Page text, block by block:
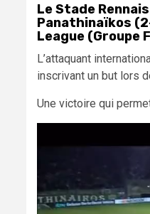
Le Stade
Panathinaïkos
League (Groupe
L’attaquant
inscrivant un but lors
Une victoire qui